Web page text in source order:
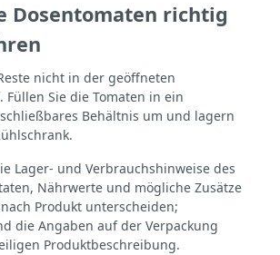
Dosentomaten richtig
nicht in der geöffneten
Füllen Sie die Tomaten in ein
Behältnis um und lagern
Lager- und Verbrauchshinweise des
Nährwerte und mögliche Zusätze
Produkt unterscheiden;
die Angaben auf der Verpackung
Produktbeschreibung.